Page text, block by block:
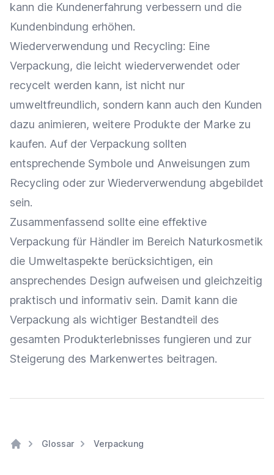
kann die Kundenerfahrung verbessern und die
Kundenbindung erhöhen.
Wiederverwendung und Recycling: Eine
Verpackung, die leicht wiederverwendet oder
recycelt werden kann, ist nicht nur
umweltfreundlich, sondern kann auch den Kunden
dazu animieren, weitere Produkte der Marke zu
kaufen. Auf der Verpackung sollten
entsprechende Symbole und Anweisungen zum
Recycling oder zur Wiederverwendung abgebildet
sein.
Zusammenfassend sollte eine effektive
Verpackung für Händler im Bereich Naturkosmetik
die Umweltaspekte berücksichtigen, ein
ansprechendes Design aufweisen und gleichzeitig
praktisch und informativ sein. Damit kann die
Verpackung als wichtiger Bestandteil des
gesamten Produkterlebnisses fungieren und zur
Steigerung des Markenwertes beitragen.
Glossar Verpackung